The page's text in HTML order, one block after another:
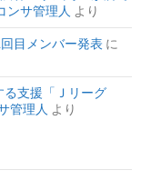
ンサ管理人 より
目メンバー発表 に
る支援「Ｊリーグ
管理人 より